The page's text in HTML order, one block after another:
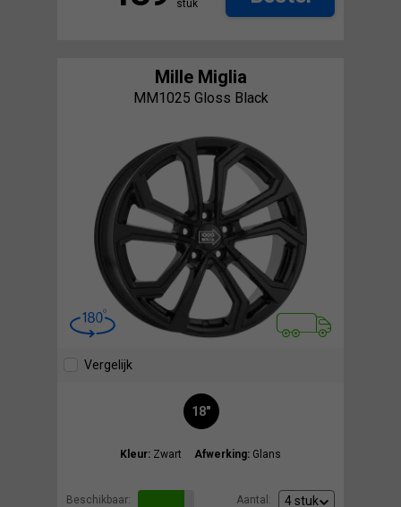
stuk
Mille Miglia
MM1025 Gloss Black
Vergelijk
18"
Kleur: Zwart Afwerking: Glans
Beschikbaar: Aantal: